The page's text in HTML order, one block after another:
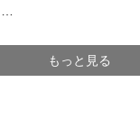
もっと見る